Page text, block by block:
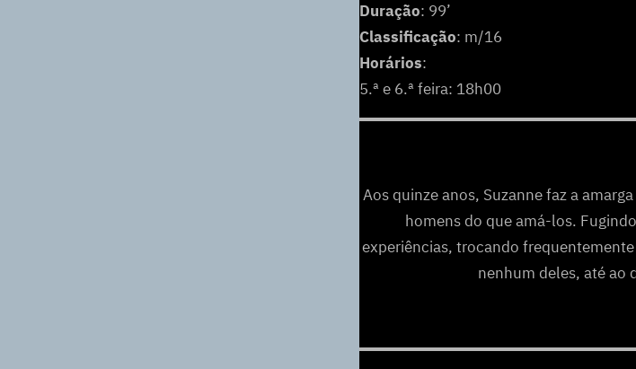
Duração: 99’
Classificação: m/16
Horários:
5.ª e 6.ª feira: 18h00
Aos quinze anos, Suzanne faz a
homens do que amá-los.
experiências, trocando
nenhum deles, até ao